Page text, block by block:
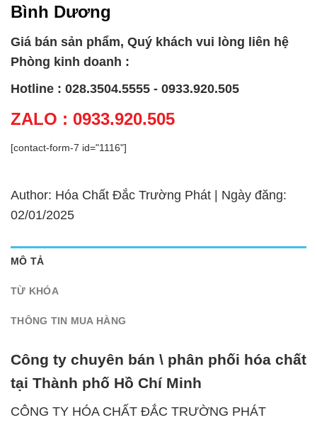
Bình Dương
Giá bán sản phẩm, Quý khách vui lòng liên hệ
Phòng kinh doanh :
Hotline : 028.3504.5555 - 0933.920.505
ZALO : 0933.920.505
[contact-form-7 id="1116"]
Author: Hóa Chất Đắc Trường Phát | Ngày đăng:
02/01/2025
MÔ TẢ
TỪ KHÓA
THÔNG TIN MUA HÀNG
Công ty chuyên bán \ phân phối hóa chất
tại Thành phố Hồ Chí Minh
CÔNG TY HÓA CHẤT ĐẮC TRƯỜNG PHÁT